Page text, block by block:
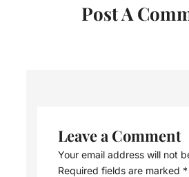
Post A
Leave a Comment
Your email address will not
Required fields are marked *